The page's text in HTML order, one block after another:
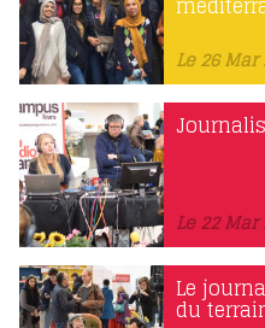
Le 26 Mar
Le 22 Mar
Le
du